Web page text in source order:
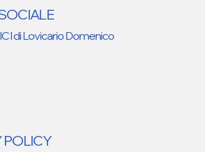
POLICY
di Lovicario Domenico